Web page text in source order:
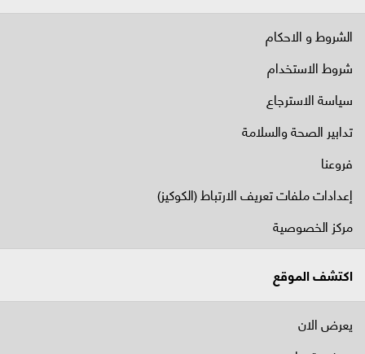
الشروط و الاحكام
شروط الاستخدام
سياسة الاسترجاع
تدابير الصحة والسلامة
فروعنا
إعدادات ملفات تعريف الارتباط (الكوكيز)
مركز الخصوصية
اكتشف الموقع
يعرض الان